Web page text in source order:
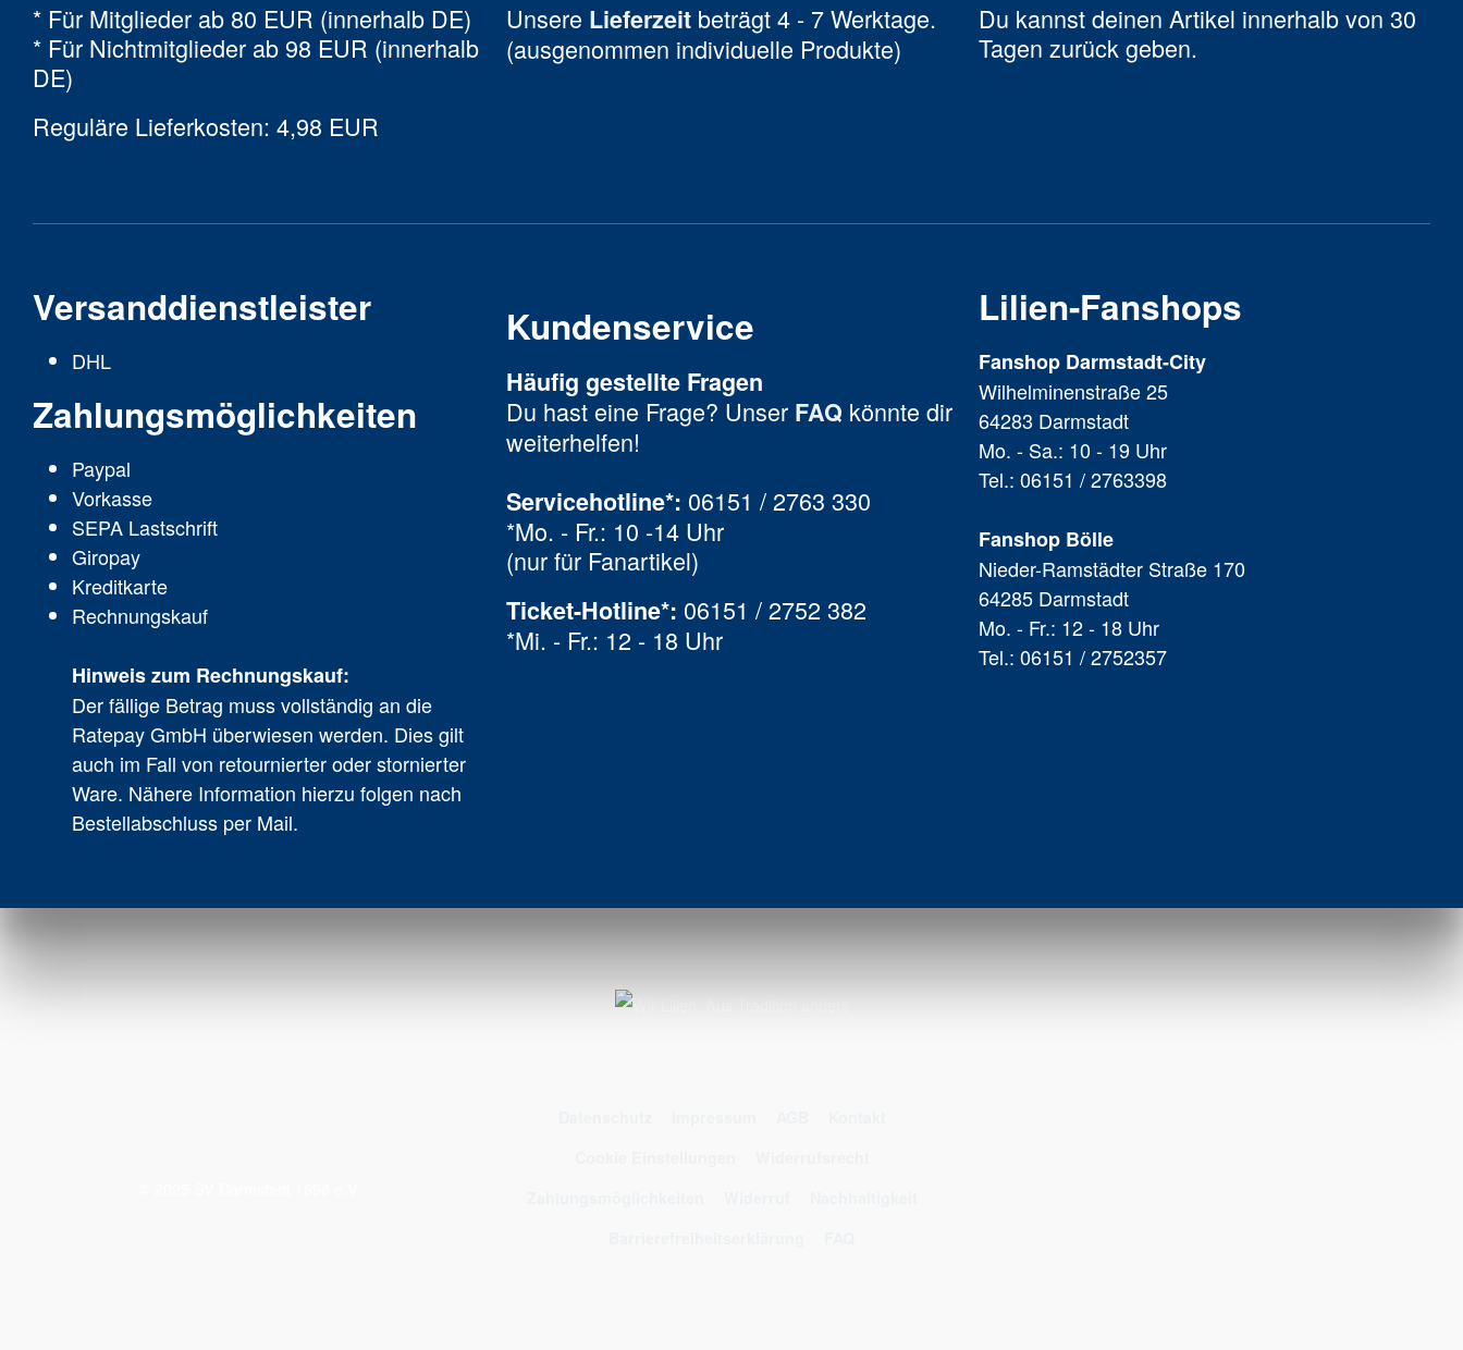
* Für Mitglieder ab 80 EUR (innerhalb DE)
* Für Nichtmitglieder ab 98 EUR (innerhalb
DE)
Reguläre Lieferkosten: 4,98 EUR
Unsere Lieferzeitbeträgt 4 - 7 Werktage.
(ausgenommen individuelle Produkte)
Du kannst deinen Artikel innerhalb von 30
Tagen zurück geben.
Versanddienstleister
DHL
Zahlungsmöglichkeiten
Paypal
Vorkasse
SEPA Lastschrift
Giropay
Kreditkarte
Rechnungskauf
Hinweis zum Rechnungskauf:
Der fällige Betrag muss vollständig an die
Ratepay GmbH überwiesen werden. Dies gilt
auch im Fall von retournierter oder stornierter
Ware. Nähere Information hierzu folgen nach
Bestellabschluss per Mail.
Kundenservice
Häufig gestellte Fragen
Du hast eine Frage? Unser FAQ könnte dir
weiterhelfen!
Servicehotline*: 06151 / 2763 330
*Mo. - Fr.: 10 -14 Uhr
(nur für Fanartikel)
Ticket-Hotline*: 06151 / 2752 382
*Mi. - Fr.: 12 - 18 Uhr
Lilien-Fanshops
Fanshop Darmstadt-City
Wilhelminenstraße 25
64283 Darmstadt
Mo. - Sa.: 10 - 19 Uhr
Tel.: 06151 / 2763398
Fanshop Bölle
Nieder-Ramstädter Straße 170
64285 Darmstadt
Mo. - Fr.: 12 - 18 Uhr
Tel.: 06151 / 2752357